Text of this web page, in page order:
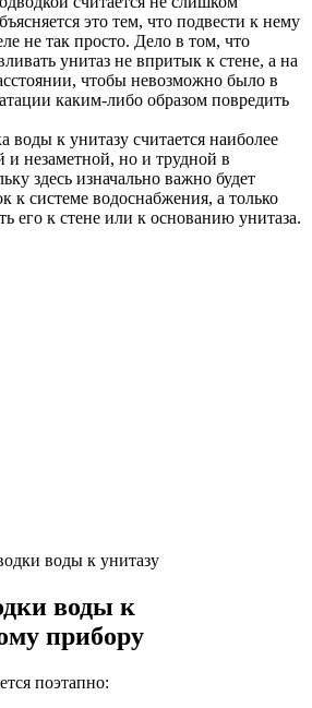
это тем, что подвести к нему
не так просто. Дело в том, что
унитаз не впритык к стене, а на
чтобы невозможно было в
каким-либо образом повредить
воды к унитазу считается наиболее
и незаметной, но и трудной в
здесь изначально важно будет
к системе водоснабжения, а только
его к стене или к основанию унитаза.
воды к унитазу
воды к
прибору
поэтапно: